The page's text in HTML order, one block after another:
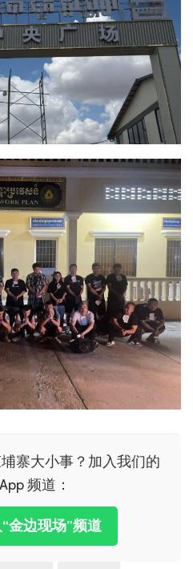
寨大小事？加入我们的
频道：
金边现场”频道